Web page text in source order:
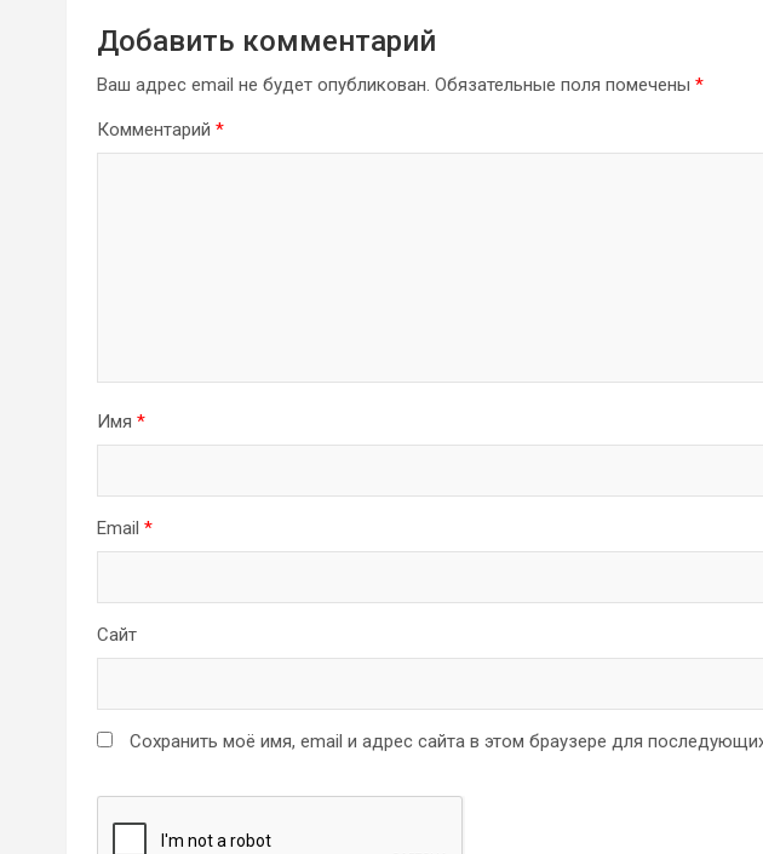
Добавить комментарий
Ваш адрес email не будет опубликован. Обязательные поля помечены *
Комментарий *
Имя *
Email *
Сайт
Сохранить моё имя, email и адрес сайта в этом браузере для